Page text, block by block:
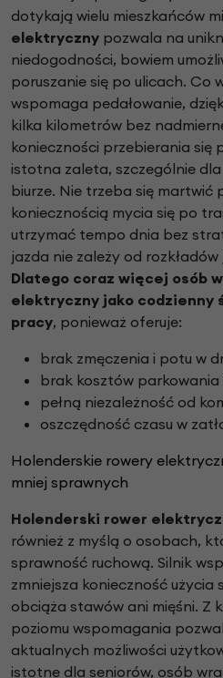
dotykają wielu mieszkańców
elektryczny pozwala na
niedogodności, bowiem
poruszanie się po ulicach. Co
wspomaga pedałowanie,
kilka kilometrów bez
konieczności przebierania się
istotna zaleta, szczególnie
biurze. Nie trzeba się martwić
koniecznością mycia się po
utrzymać tempo dnia bez
jazda nie zależy od
Dlatego coraz więcej osób
elektryczny jako codzienny
pracy, ponieważ oferuje:
brak zmęczenia i potu w
brak kosztów parkowania
pełną niezależność od
oszczędność czasu w
Holenderskie rowery
mniej sprawnych
Holenderski rower
również z myślą o osobach,
sprawność ruchową. Silnik
zmniejsza konieczność użycia
obciąża stawów ani mięśni. Z
poziomu wspomagania
aktualnych możliwości
istotne dla seniorów, osób